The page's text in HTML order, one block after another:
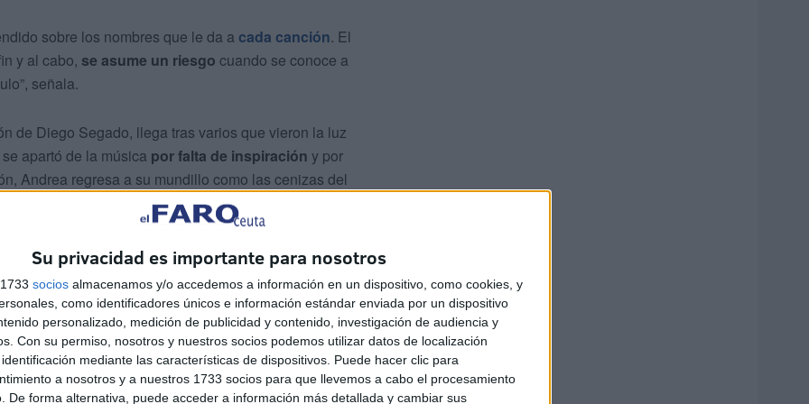
Su privacidad es importante para nosotros
socios almacenamos y/o accedemos a información en un dispositivo, como cookies, y
como identificadores únicos e información estándar enviada por un dispositivo
personalizado, medición de publicidad y contenido, investigación de audiencia y
Con su permiso, nosotros y nuestros socios podemos utilizar datos de localización
mediante las características de dispositivos. Puede hacer clic para
a nosotros y a nuestros 1733 socios para que llevemos a cabo el procesamiento
De forma alternativa, puede acceder a información más detallada y cambiar sus
sobre los nombres que le da a cada canción. El
y al cabo, se asume un riesgo cuando se conoce a
señala.
de Diego Segado, llega tras varios que vieron la luz
apartó de la música por falta de inspiración y por
Andrea regresa a su mundillo como las cenizas del
pero reconoce que es próximo al pop. Sin embargo,
. “No tiene nada que ver con lo que hago, pero es el
hacer ese tipo de música, pero, para eso, tendría
mucha preparación”, añade.